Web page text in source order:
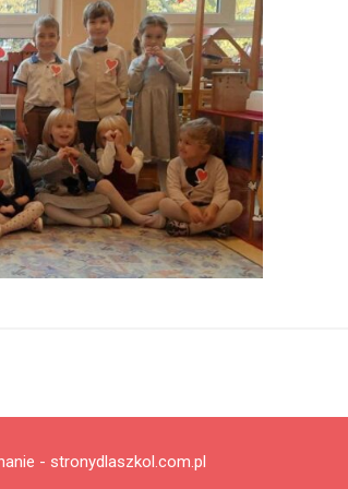
- stronydlaszkol.com.pl